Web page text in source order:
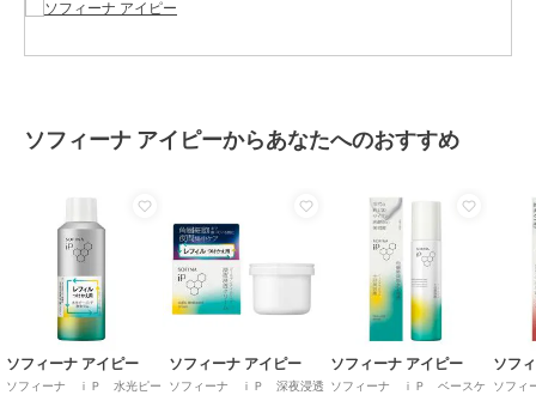
ソフィーナ アイピーからあなたへのおすすめ
ソフィーナ アイピー
ソフィーナ ｉＰ 水光ピー
ソフィーナ アイピー
ソフィーナ ｉＰ 深夜浸透
ソフィーナ アイピー
ソフィーナ ｉＰ ベースケ
ソフ
ソフ